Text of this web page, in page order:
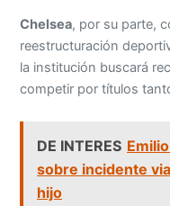
Chelsea, por su parte,
reestructuración
la institución buscará
competir por títulos
DE INTERES
sobre incidente
hijo